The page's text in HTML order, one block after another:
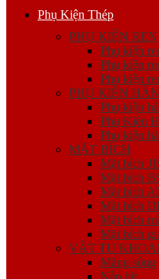
Phụ Kiện Thép
PHỤ KIỆN REN
Phụ kiện
Phụ kiện
Phụ kiện
PHỤ KIỆN HÀN
Phụ kiện
Phụ Kiện
Phụ kiện
MẶT BÍCH
Mặt bích
Mặt bích
Mặt bích
Mặt bích
Mặt bích
Mặt bích
VẬT TƯ
Măng sông